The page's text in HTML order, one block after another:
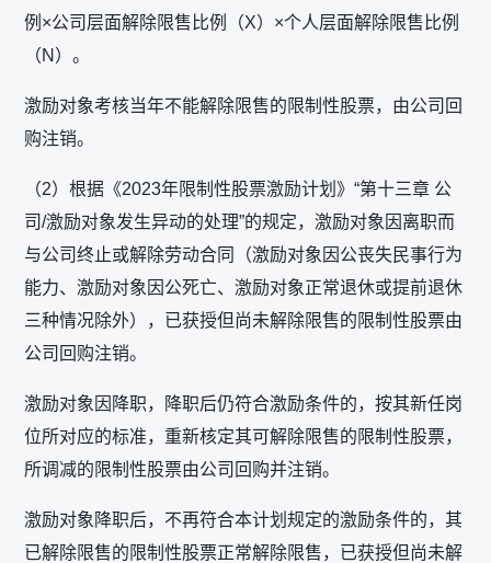
例×公司层面解除限售比例（X）×个人层面解除限售比例
（N）。
激励对象考核当年不能解除限售的限制性股票，由公司回
购注销。
（2）根据《2023年限制性股票激励计划》“第十三章 公
司/激励对象发生异动的处理”的规定，激励对象因离职而
与公司终止或解除劳动合同（激励对象因公丧失民事行为
能力、激励对象因公死亡、激励对象正常退休或提前退休
三种情况除外），已获授但尚未解除限售的限制性股票由
公司回购注销。
激励对象因降职，降职后仍符合激励条件的，按其新任岗
位所对应的标准，重新核定其可解除限售的限制性股票，
所调减的限制性股票由公司回购并注销。
激励对象降职后，不再符合本计划规定的激励条件的，其
已解除限售的限制性股票正常解除限售，已获授但尚未解